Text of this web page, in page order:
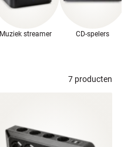
Muziek streamer CD-spelers
7 producten